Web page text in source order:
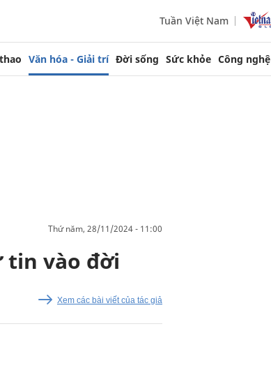
Tuần Việt Nam
Văn hóa - Giải trí Đời sống Sức khỏe Công nghệ
thứ năm, 28/11/2024 - 11:00
tin vào đời
Xem các bài viết của tác giả